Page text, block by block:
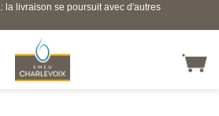
la livraison se poursuit avec d'autres